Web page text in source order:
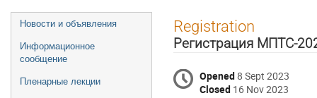
Event
menu
Новости и объявления
Информационное
сообщение
Пленарные лекции
Registration
Регистрация МПТС-
Opened8 Sept 2023
Closed 16 Nov 2023